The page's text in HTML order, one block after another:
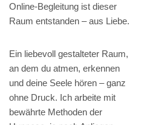
Online-Begleitung ist dieser
Raum entstanden – aus Liebe.
Ein liebevoll gestalteter Raum,
an dem du atmen, erkennen
und deine Seele hören – ganz
ohne Druck. Ich arbeite mit
bewährte Methoden der